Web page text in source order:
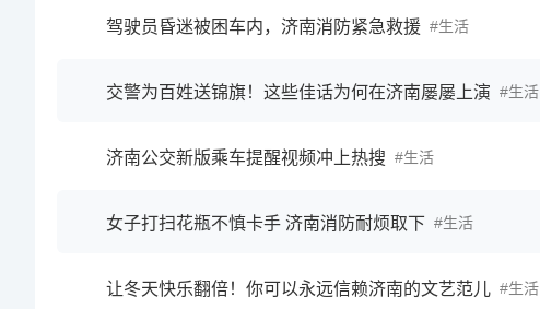
驾驶员昏迷被困车内，济南消防紧急救援 生活
交警为百姓送锦旗！这些佳话为何在济南屡屡上演 生活
济南公交新版乘车提醒视频冲上热搜 生活
女子打扫花瓶不慎卡手 济南消防耐烦取下 生活
让冬天快乐翻倍！你可以永远信赖济南的文艺范儿 生活